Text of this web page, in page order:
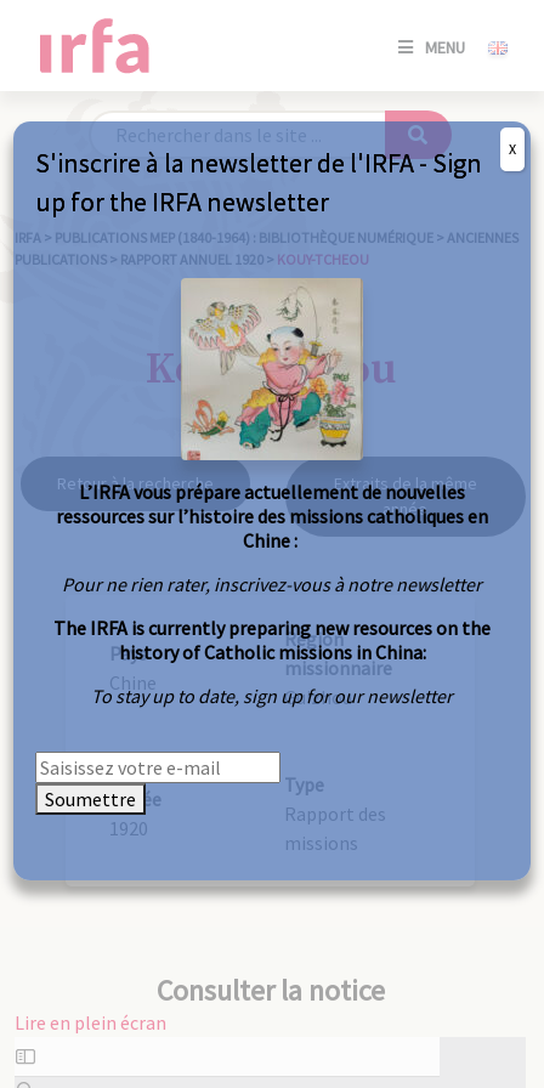
MENU
SE
/
IRFA > PUBLICATIONS MEP (1840-1964) : BIBLIOTHÈQUE NUMÉRIQUE > ANCIENNES
PUBLICATIONS > RAPPORT ANNUEL 1920 > KOUY-TCHEOU
Kouy-tcheou
Retour à la recherche
Extraits de la même
année
Pays
Chine
Région
missionnaire
Guizhou
Année
1920
Type
Rapport des
missions
Consulter la notice
Lire en plein écran
Aller
au
S'inscrire à la newsletter de l'IRFA - Sign
up for the IRFA newsletter
L’IRFA vous prépare actuellement de nouvelles
ressources sur l’histoire des missions catholiques en
Chine :
Pour ne rien rater, inscrivez-vous à notre newsletter
The IRFA is currently preparing new resources on the
history of Catholic missions in China:
To stay up to date, sign up for our newsletter
Soumettre
X